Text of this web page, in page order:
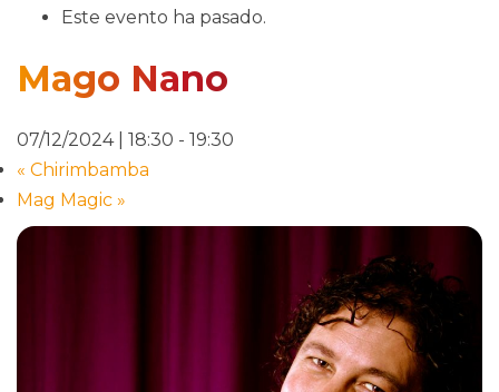
Este evento ha pasado.
Mago Nano
07/12/2024 | 18:30 - 19:30
« Chirimbamba
Mag Magic »